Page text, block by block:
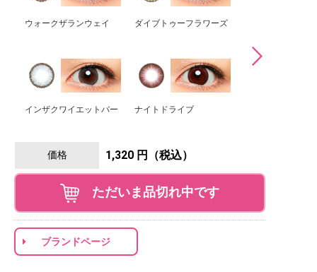
ウォークザランウェイ ダイブトゥーフラワーズ
インザクワイエットバー ナイトドライブ
価格 1,320 円（税込）
ただいま品切れ中です
ブランドページ